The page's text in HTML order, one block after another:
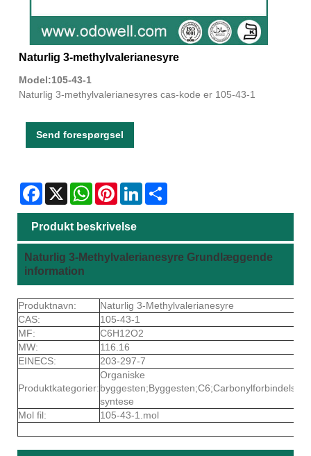
Naturlig 3-methylvalerianesyre
Model:105-43-1
Naturlig 3-methylvalerianesyres cas-kode er 105-43-1
Send forespørgsel
Facebook
X WhatsAppPinterestLinkedIn
Produkt beskrivelse
Naturlig 3-Methylvalerianesyre Grundlæggende
information
Produktnavn:
Naturlig 3-Methylvalerianesyre
CAS:
105-43-1
MF:
C6H12O2
MW:
116.16
EINECS:
203-297-7
Produktkategorier:
Organiske
syntese
Mol fil:
105-43-1.mol